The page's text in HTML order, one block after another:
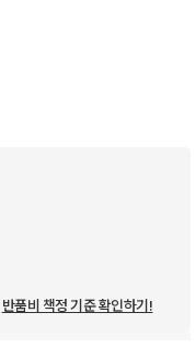
반품비 책정 기준 확인하기!